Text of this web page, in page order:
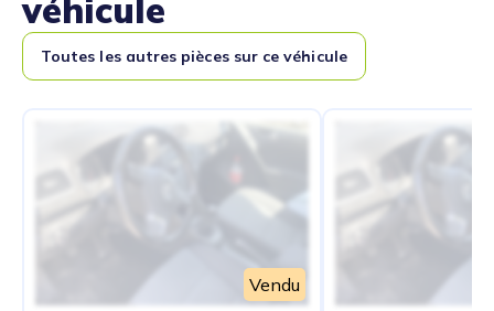
véhicule
Toutes les autres pièces sur ce véhicule
Vendu